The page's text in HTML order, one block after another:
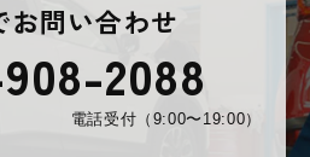
お問い合わせ
2088
電話受付（9:00〜19:00）